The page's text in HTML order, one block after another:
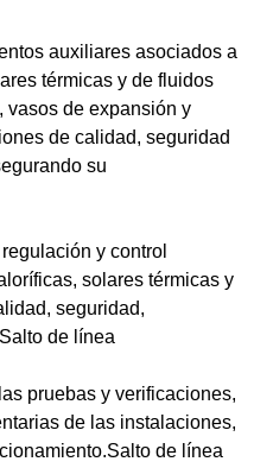
auxiliares asociados a
térmicas y de fluidos
vasos de expansión y
de calidad, seguridad
su
y control
solares térmicas y
seguridad,
de línea
pruebas y verificaciones,
de las instalaciones,
de línea